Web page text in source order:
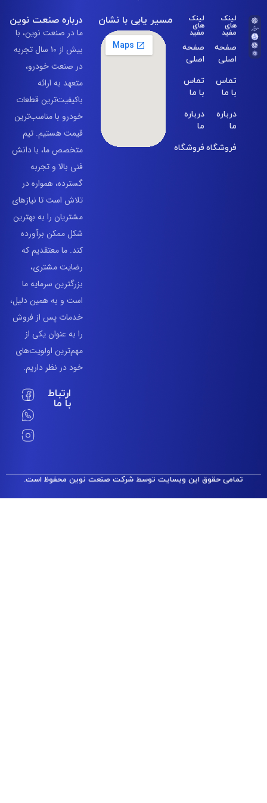
لینک
های
مفید
صفحه
اصلی
فروشگاه
لینک
های
مفید
صفحه
اصلی
تماس
با ما
درباره
ما
فروشگاه
مسیر یابی با نشان درباره صنعت نوین
ما در صنعت نوین، با
بیش از 10 سال تجربه
در صنعت خودرو،
متعهد به ارائه
باکیفیت‌ترین قطعات
خودرو با مناسب‌ترین
قیمت هستیم. تیم
متخصص ما، با دانش
فنی بالا و تجربه
گسترده، همواره در
تلاش است تا نیازهای
مشتریان را به بهترین
شکل ممکن برآورده
کند. ما معتقدیم که
رضایت مشتری،
بزرگترین سرمایه ما
است و به همین دلیل،
خدمات پس از فروش
را به عنوان یکی از
مهم‌ترین اولویت‌های
خود در نظر داریم.
حقوق این وبسایت توسط شرکت صنعت نوین محفوظ است.